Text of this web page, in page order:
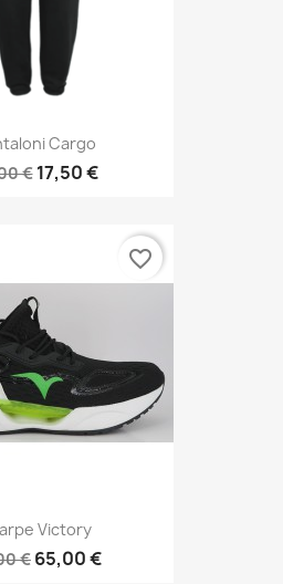
Cargo
€ 17,50 €
Victory
€ 65,00 €
favorite_border